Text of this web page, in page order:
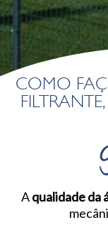
COMO
Aqualidade da